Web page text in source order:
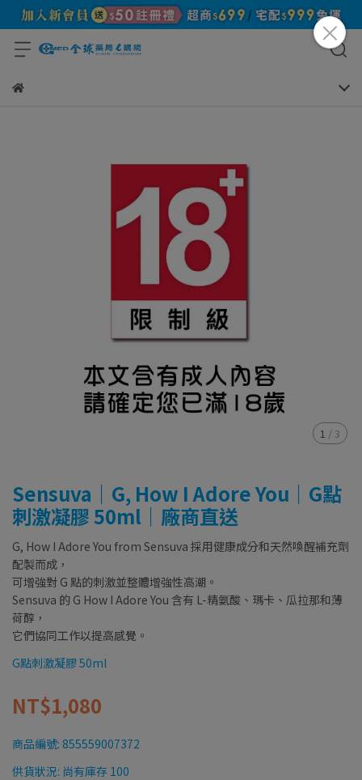
1 / 3
Sensuva｜G, How I Adore You｜G點
刺激凝膠 50ml｜廠商直送
G, How I Adore You from Sensuva 採用健康成分和天然喚醒補充劑
配製而成，
可增強對 G 點的刺激並整體增強性高潮。
Sensuva 的 G How I Adore You 含有 L-精氨酸、瑪卡、瓜拉那和薄
荷醇，
它們協同工作以提高感覺。
G點刺激凝膠 50ml
NT$1,080
商品編號: 855559007372
供貨狀況: 尚有庫存 100